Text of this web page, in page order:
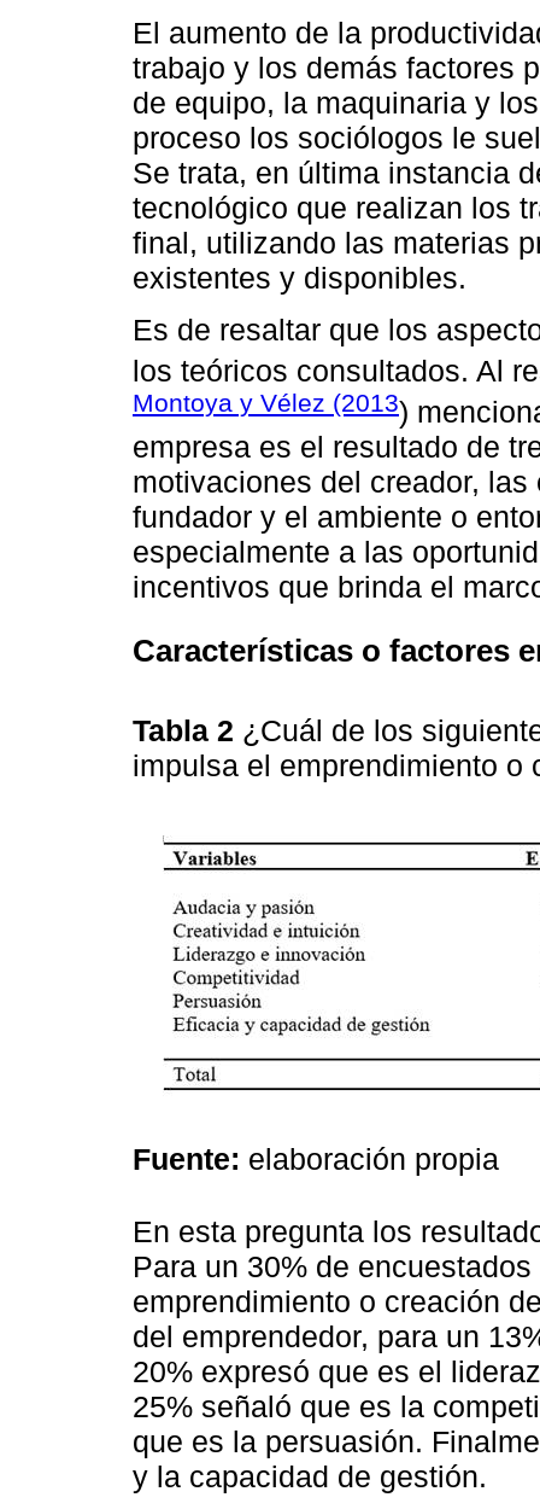
El aumento de la
trabajo y los demás factores
de equipo, la maquinaria y
proceso los sociólogos le
Se trata, en última instancia
tecnológico que realizan los
final, utilizando las materias
existentes y disponibles.
Es de resaltar que los
los teóricos consultados. Al
Montoya y Vélez (2013)
empresa es el resultado de
motivaciones del creador,
fundador y el ambiente o
especialmente a las
incentivos que brinda el
Características o factores
Tabla 2 ¿Cuál de los
impulsa el emprendimiento
Fuente: elaboración propia
En esta pregunta los
Para un 30% de
emprendimiento o creación
del emprendedor, para un
20% expresó que es el
25% señaló que es la
que es la persuasión.
y la capacidad de gestión.